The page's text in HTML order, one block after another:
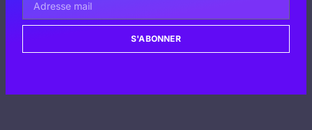
S'ABONNER